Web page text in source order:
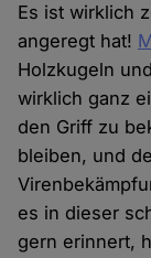
Es ist wirklich
angeregt hat!
Holzkugeln
wirklich ganz
den Griff zu
bleiben, und
es in dieser
gern erinnert,